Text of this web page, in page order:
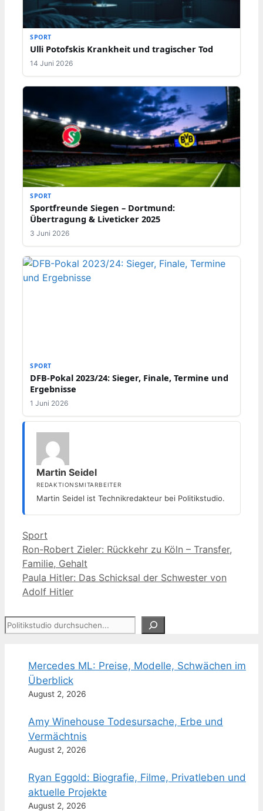
SPORT
Ulli Potofskis Krankheit und tragischer Tod
14 Juni 2026
SPORT
Sportfreunde Siegen – Dortmund:
Übertragung & Liveticker 2025
3 Juni 2026
SPORT
DFB-Pokal 2023/24: Sieger, Finale, Termine und
Ergebnisse
1 Juni 2026
Martin Seidel
REDAKTIONSMITARBEITER
Martin Seidel ist Technikredakteur bei Politikstudio.
Kategorien
Sport
Ron-Robert Zieler: Rückkehr zu Köln – Transfer,
Familie, Gehalt
Paula Hitler: Das Schicksal der Schwester von
Adolf Hitler
Suchen
Mercedes ML: Preise, Modelle, Schwächen im
Überblick
August 2, 2026
Amy Winehouse Todesursache, Erbe und
Vermächtnis
August 2, 2026
Ryan Eggold: Biografie, Filme, Privatleben und
aktuelle Projekte
August 2, 2026